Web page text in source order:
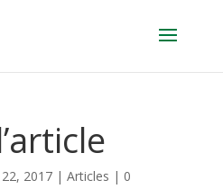
2017| Articles | 0